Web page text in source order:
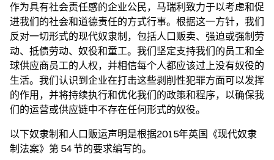
作为具有社会责任感的企业公民，马瑞利致力于以考虑和促
进我们的社会和道德责任的方式行事。根据这一方针，我们
反对一切形式的现代奴隶制，包括人口贩卖、强迫或强制劳
动、抵债劳动、奴役和童工。我们坚定支持我们的员工和全
球供应商员工的人权，并相信每个人都应该过上没有奴役的
生活。我们认识到企业在打击这些剥削性犯罪方面可以发挥
的作用，并将持续执行和优化我们的政策和程序，以确保我
们的运营或供应链中不存在任何形式的奴役。
以下奴隶制和人口贩运声明是根据2015年英国《现代奴隶
制法案》第 54 节的要求编写的。